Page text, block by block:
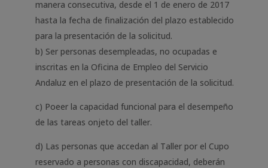
manera consecutiva, desde el 1 de enero de 2017
hasta la fecha de finalización del plazo establecido
para la presentación de la solicitud.
b) Ser personas desempleadas, no ocupadas e
inscritas en la Oficina de Empleo del Servicio
Andaluz en el plazo de presentación de la solicitud.
c) Poeer la capacidad funcional para el desempeño
de las tareas onjeto del taller.
d) Las personas que accedan al Taller por el Cupo
reservado a personas con discapacidad, deberán